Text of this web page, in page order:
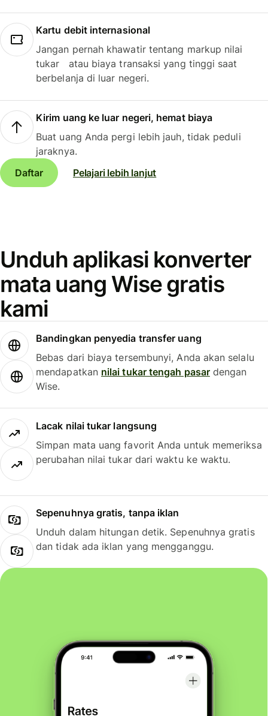
Kartu debit internasional
Jangan pernah khawatir tentang markup nilai
tukar atau biaya transaksi yang tinggi saat
berbelanja di luar negeri.
Kirim uang ke luar negeri, hemat biaya
Buat uang Anda pergi lebih jauh, tidak peduli
jaraknya.
Daftar
Pelajari lebih lanjut
Unduh aplikasi konverter
mata uang Wise gratis
kami
Bandingkan penyedia transfer uang
Bebas dari biaya tersembunyi, Anda akan selalu
mendapatkan nilai tukar tengah pasardengan
Wise.
Lacak nilai tukar langsung
Simpan mata uang favorit Anda untuk memeriksa
perubahan nilai tukar dari waktu ke waktu.
Sepenuhnya gratis, tanpa iklan
Unduh dalam hitungan detik. Sepenuhnya gratis
dan tidak ada iklan yang mengganggu.